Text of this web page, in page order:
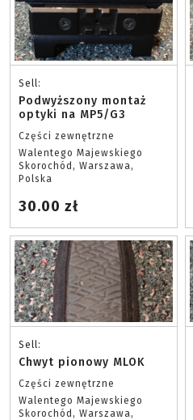
Sell:
Podwyższony montaż
optyki na MP5/G3
Części zewnętrzne
Walentego Majewskiego
Skorochód, Warszawa,
Polska
30.00 zł
Sell:
Chwyt pionowy MLOK
Części zewnętrzne
Walentego Majewskiego
Skorochód, Warszawa,